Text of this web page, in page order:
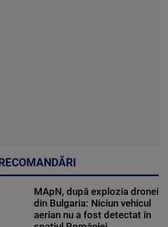
RECOMANDĂRI
MApN, după explozia dronei
din Bulgaria: Niciun vehicul
aerian nu a fost detectat în